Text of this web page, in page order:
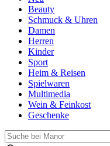
Beauty
Schmuck & Uhren
Damen
Herren
Kinder
Sport
Heim & Reisen
Spielwaren
Multimedia
Wein & Feinkost
Geschenke